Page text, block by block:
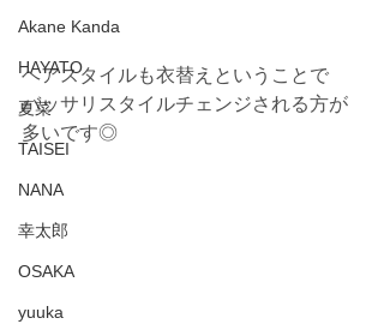
Akane Kanda
HAYATO
夏菜
TAISEI
NANA
幸太郎
OSAKA
yuuka
ヘアスタイルも衣替えということで
バッサリスタイルチェンジされる方が
多いです◎